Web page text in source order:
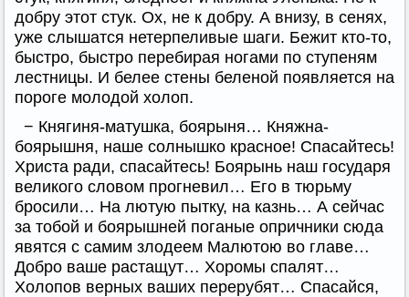
добру этот стук. Ох, не к добру. А внизу, в сенях,
уже слышатся нетерпеливые шаги. Бежит кто-то,
быстро, быстро перебирая ногами по ступеням
лестницы. И белее стены беленой появляется на
пороге молодой холоп.
− Княгиня-матушка, боярыня… Княжна-
боярышня, наше солнышко красное! Спасайтесь!
Христа ради, спасайтесь! Боярынь наш государя
великого словом прогневил… Его в тюрьму
бросили… На лютую пытку, на казнь… А сейчас
за тобой и боярышней поганые опричники сюда
явятся с самим злодеем Малютою во главе…
Добро ваше растащут… Хоромы спалят…
Холопов верных ваших перерубят… Спасайся,